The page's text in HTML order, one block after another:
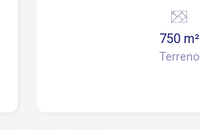
murado e com portão.
750 m²
Terreno